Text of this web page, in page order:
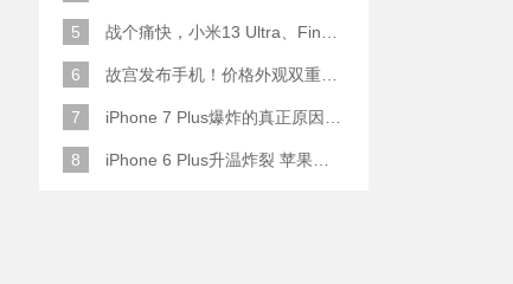
5 战个痛快，小米13 Ultra、Find X6 Pro、vivo X90 Pro+、小米12SU拍照横评
6 故宫发布手机！价格外观双重逆天！
7 iPhone 7 Plus爆炸的真正原因原来是这样
8 iPhone 6 Plus升温炸裂 苹果赔了一部全新的